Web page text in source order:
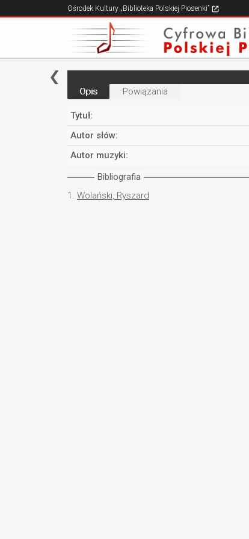
Ośrodek Kultury „Biblioteka Polskiej Piosenki”
Opis Powiązania
Tytuł:
Autor słów:
Autor muzyki:
Bibliografia
1. Wolański, Ryszard